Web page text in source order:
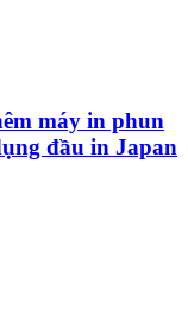
máy in phun
đầu in Japan